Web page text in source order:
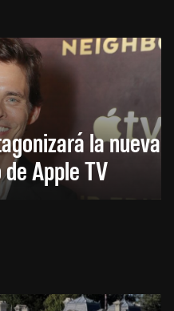
la nueva
Apple TV